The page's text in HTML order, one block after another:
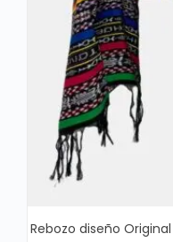
Rebozo diseño